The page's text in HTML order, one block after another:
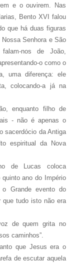
e o ouvirem. Nas
Bento XVI falou
que há duas figuras
Senhora e São
nos de João,
o como o
uma diferença: ele
colocando-a já na
enquanto filho de
- não é apenas o
sacerdócio da Antiga
espiritual da Nova
de Lucas coloca
ano do Império
Grande evento do
que tudo isto não era
de quem grita no
caminhos”.
que Jesus era o
de escutar aquela